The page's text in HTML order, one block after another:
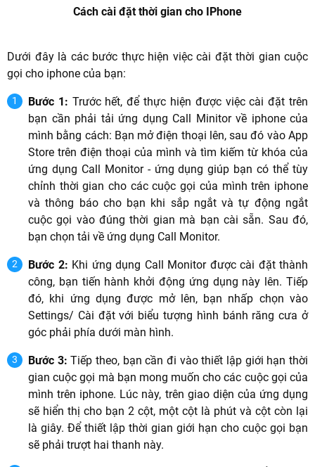
Cách cài đặt thời gian cho IPhone
Dưới đây là các bước thực hiện việc cài đặt thời gian cuộc
gọi cho iphone của bạn:
Bước 1: Trước hết, để thực hiện được việc cài đặt trên
bạn cần phải tải ứng dụng Call Minitor về iphone của
mình bằng cách: Bạn mở điện thoại lên, sau đó vào App
Store trên điện thoại của mình và tìm kiếm từ khóa của
ứng dụng Call Monitor - ứng dụng giúp bạn có thể tùy
chỉnh thời gian cho các cuộc gọi của mình trên iphone
và thông báo cho bạn khi sắp ngắt và tự động ngắt
cuộc gọi vào đúng thời gian mà bạn cài sẵn. Sau đó,
bạn chọn tải về ứng dụng Call Monitor.
Bước 2: Khi ứng dụng Call Monitor được cài đặt thành
công, bạn tiến hành khởi động ứng dụng này lên. Tiếp
đó, khi ứng dụng được mở lên, bạn nhấp chọn vào
Settings/ Cài đặt với biểu tượng hình bánh răng cưa ở
góc phải phía dưới màn hình.
Bước 3:Tiếp theo, bạn cần đi vào thiết lập giới hạn thời
gian cuộc gọi mà bạn mong muốn cho các cuộc gọi của
mình trên iphone. Lúc này, trên giao diện của ứng dụng
sẽ hiển thị cho bạn 2 cột, một cột là phút và cột còn lại
là giây. Để thiết lập thời gian giới hạn cho cuộc gọi bạn
sẽ phải trượt hai thanh này.